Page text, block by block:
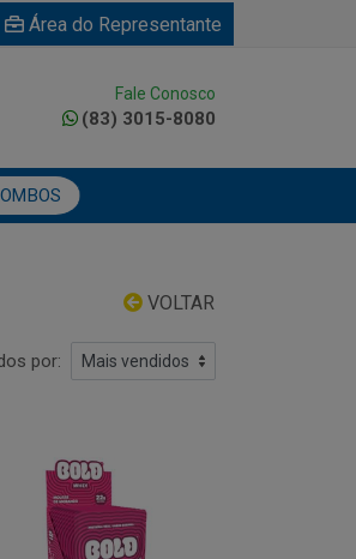
Área do Representante
Fale Conosco
(83) 3015-8080
VOLTAR
por: